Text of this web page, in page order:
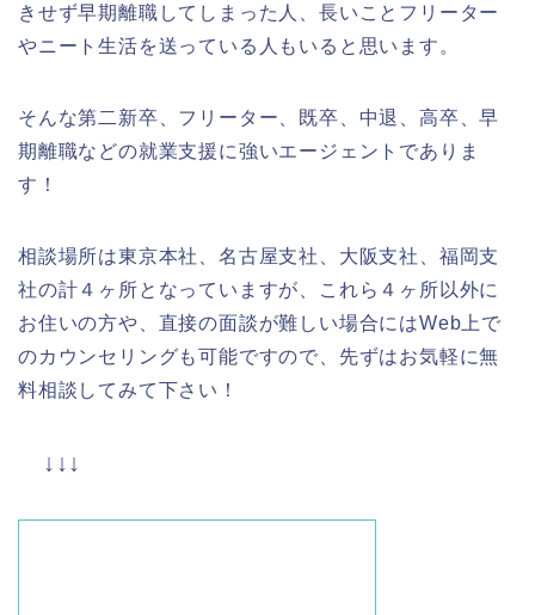
きせず早期離職してしまった人、長いことフリーター
やニート生活を送っている人もいると思います。
そんな第二新卒、フリーター、既卒、中退、高卒、早
期離職などの就業支援に強いエージェントでありま
す！
相談場所は東京本社、名古屋支社、大阪支社、福岡支
社の計４ヶ所となっていますが、これら４ヶ所以外に
お住いの方や、直接の面談が難しい場合にはWeb上で
のカウンセリングも可能ですので、先ずはお気軽に無
料相談してみて下さい！
↓↓↓